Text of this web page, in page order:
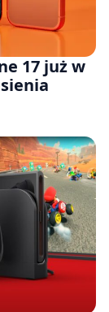
17 już w